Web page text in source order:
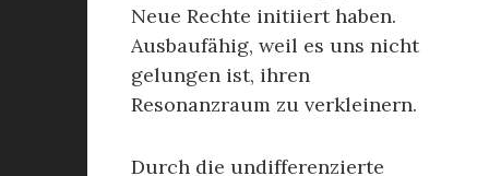
Neue Rechte initiiert haben.
Ausbaufähig, weil es uns nicht
gelungen ist, ihren
Resonanzraum zu verkleinern.
Durch die undifferenzierte